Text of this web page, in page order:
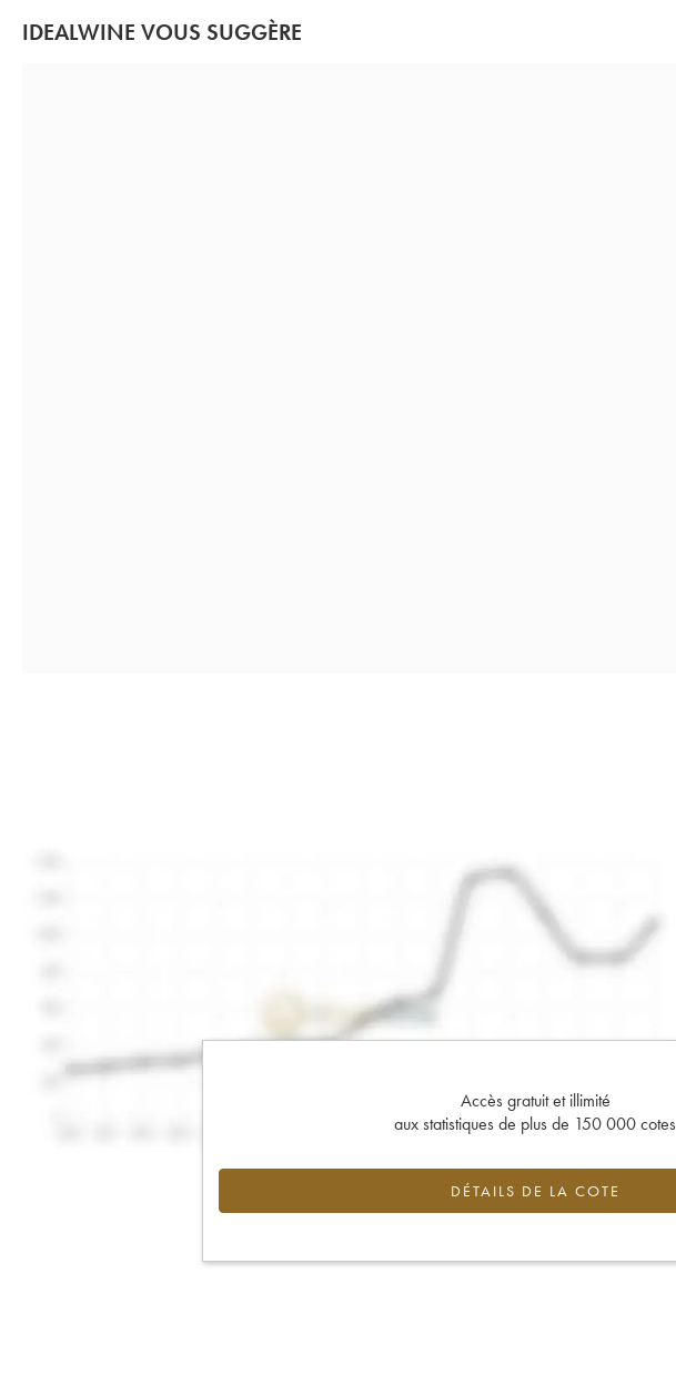
IDEALWINE VOUS SUGGÈRE
Accès gratuit et illimité
aux statistiques de plus de 150 000 cotes
DÉTAILS DE LA COTE